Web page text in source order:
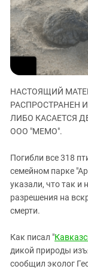
Дагестан
Ингушетия
Кабардино-Балкария
Калмыкия
Карачаево-Черкесия
Краснодарский
Нагорный Карабах
Ростовская область
Северная Осетия -
СКФО
Ставропольский
Чечня
Южная Осетия
НАСТОЯЩИЙ
РАСПРОСТРАНЕН
ЛИБО КАСАЕТСЯ
ООО "МЕМО".
Погибли все 318
семейном парке
указали, что так и
разрешения на
смерти.
Как писал "
дикой природы
сообщил эколог